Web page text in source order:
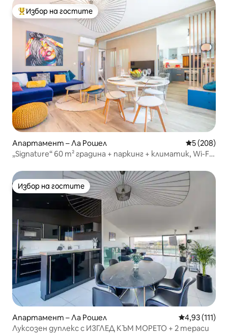
Най-популярен избор на гостите
Избор на гостите
Апартамент – Ла Рошел Средна
5 (208)
„Signature“ 60 m² градина + паркинг + климатик, Wi-Fi
Избор на гостите
Избор на гостите
Апартамент – Ла Рошел Средна
4,93 (111)
Луксозен дуплекс с ИЗГЛЕД КЪМ МОРЕТО + 2 тераси